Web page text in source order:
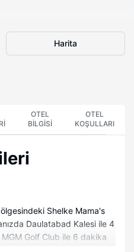
Harita
OTEL
BILGISI
OTEL
KOŞULLARI
Shelke Mama's
Daulatabad Kalesi ile 4
Golf Club ile 6 dakika